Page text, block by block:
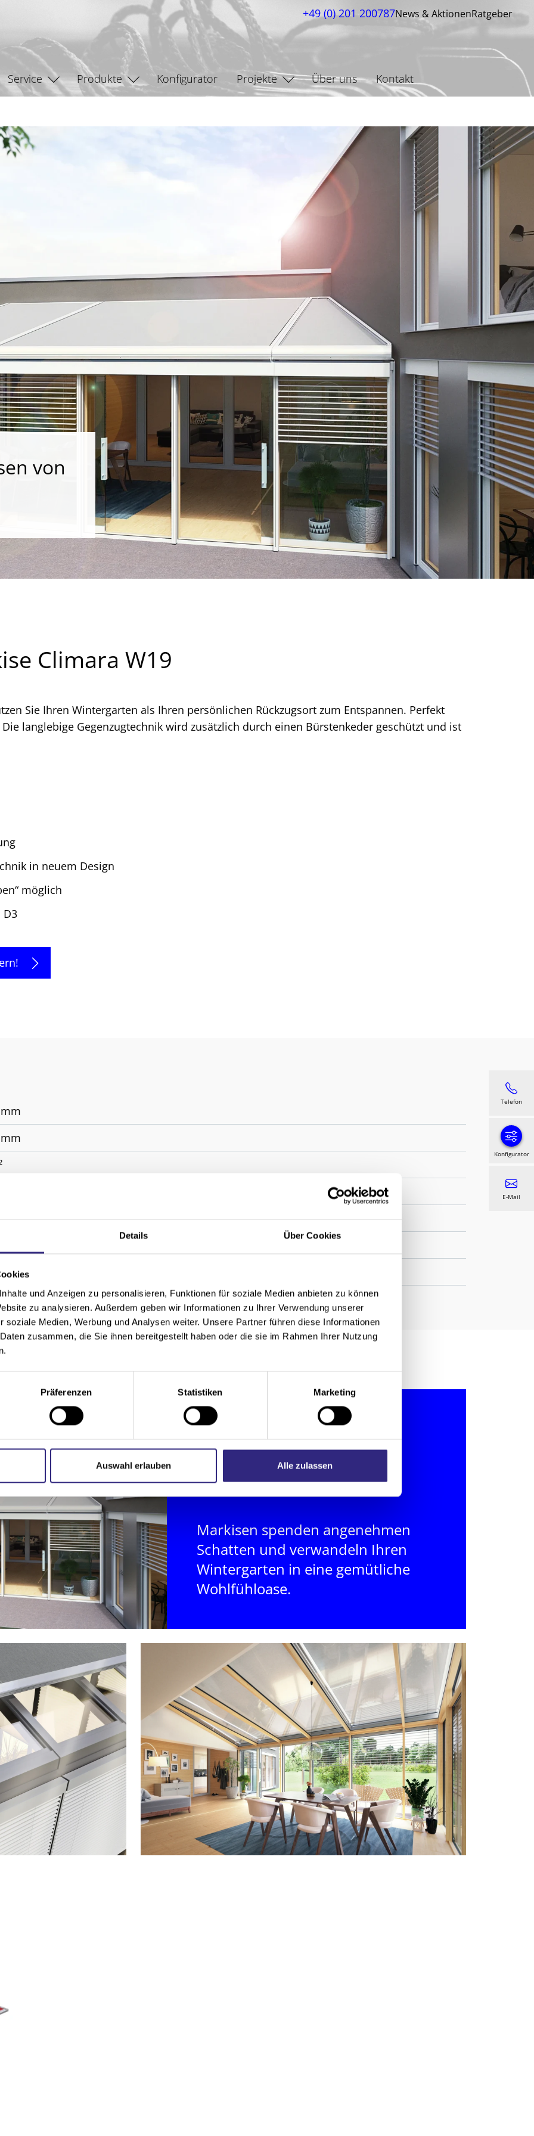
Details Über Cookies
und Anzeigen zu personalisieren, Funktionen für soziale Medien anbieten zu können
zu analysieren. Außerdem geben wir Informationen zu Ihrer Verwendung unserer
soziale Medien, Werbung und Analysen weiter. Unsere Partner führen diese Informationen
zusammen, die Sie ihnen bereitgestellt haben oder die sie im Rahmen Ihrer Nutzung
Präferenzen Statistiken Marketing
Auswahl erlauben Alle zulassen
+49 (0) 201 200787News & AktionenRatgeber
Service Produkte Konfigurator Projekte Über uns Kontakt
von
Climara W19
Sie Ihren Wintergarten als Ihren persönlichen Rückzugsort zum Entspannen. Perfekt
langlebige Gegenzugtechnik wird zusätzlich durch einen Bürstenkeder geschützt und ist
in neuem Design
möglich
D3
gem. WAREMA Farbwelt, pulverbeschichtet
Standard, Soltis 92, Starlight Blue, Twilight Pearl
mit unterschiedlichen Abständen
Markisen spenden angenehmen
Schatten und verwandeln Ihren
Wintergarten in eine gemütliche
Wohlfühloase.
Telefon
Konfigurator
E-Mail